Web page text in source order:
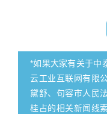
*如果大家有关于中
云工业互联网有限
黛舒、句容市人民
桂占的相关新闻线